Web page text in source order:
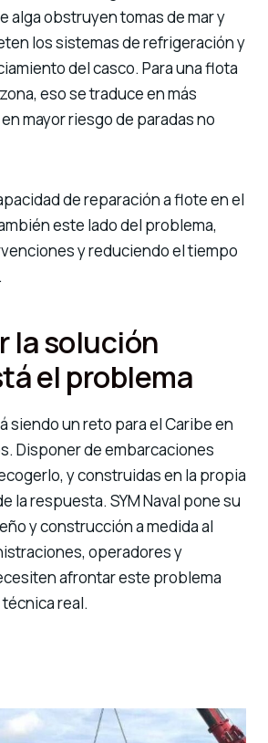
alga obstruyen tomas de mar y
los sistemas de refrigeración y
del casco. Para una flota
eso se traduce en más
mayor riesgo de paradas no
de reparación a flote en el
este lado del problema,
y reduciendo el tiempo
la solución
el problema
siendo un reto para el Caribe en
Disponer de embarcaciones
y construidas en la propia
la respuesta. SYM Naval pone su
y construcción a medida al
operadores y
afrontar este problema
real.